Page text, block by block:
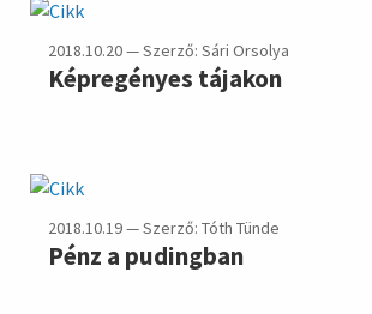
2018.10.20 — Szerző: Sári Orsolya
Képregényes tájakon
2018.10.19 — Szerző: Tóth Tünde
Pénz a pudingban